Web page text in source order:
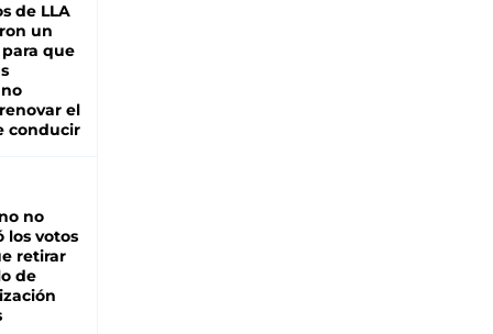
de LLA
un
que
el
conducir
no
los votos
retirar
de